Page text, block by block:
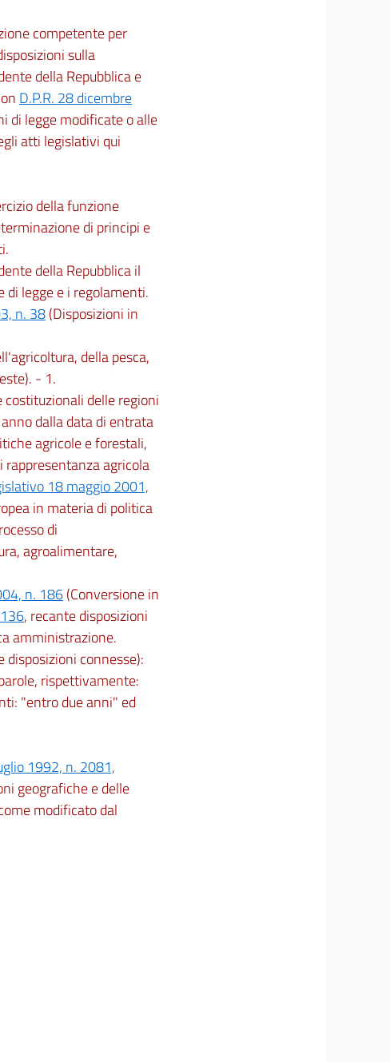
competente per
sulla
della Repubblica e
D.P.R. 28 dicembre
di legge modificate o alle
atti legislativi qui
della funzione
di principi e
della Repubblica il
di legge e i regolamenti.
n. 38(Disposizioni in
della pesca,
- 1.
delle regioni
dalla data di entrata
agricole e forestali,
rappresentanza agricola
18 maggio 2001,
in materia di politica
di
agroalimentare,
n. 186(Conversione in
, recante disposizioni
amministrazione.
connesse):
rispettivamente:
"entro due anni" ed
1992, n. 2081,
geografiche e delle
modificato dal